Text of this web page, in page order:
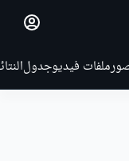
ملفات فيديوجدول